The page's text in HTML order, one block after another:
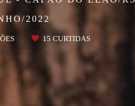
2022
15 CURTIDAS